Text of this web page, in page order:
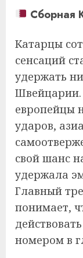
Сборная
Катарцы
сенсаций
удержать
Швейцарии.
европейцы
ударов,
свой шанс
удержала
Главный
понимает,
номером в